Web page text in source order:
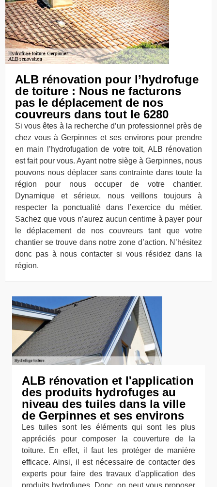
ALB rénovation pour l’hydrofuge
de toiture : Nous ne facturons
pas le déplacement de nos
couvreurs dans tout le 6280
Si vous êtes à la recherche d’un professionnel près de
chez vous à Gerpinnes et ses environs pour prendre
en main l’hydrofugation de votre toit, ALB rénovation
est fait pour vous. Ayant notre siège à Gerpinnes, nous
pouvons nous déplacer sans contrainte dans toute la
région pour nous occuper de votre chantier.
Dynamique et sérieux, nous veillons toujours à
respecter la ponctualité dans l’exercice du métier.
Sachez que vous n’aurez aucun centime à payer pour
le déplacement de nos couvreurs tant que votre
chantier se trouve dans notre zone d’action. N’hésitez
donc pas à nous contacter si vous résidez dans la
région.
ALB rénovation et l'application
des produits hydrofuges au
niveau des tuiles dans la ville
de Gerpinnes et ses environs
Les tuiles sont les éléments qui sont les plus
appréciés pour composer la couverture de la
toiture. En effet, il faut les protéger de manière
efficace. Ainsi, il est nécessaire de contacter des
experts pour faire des travaux d'application des
produits hydrofuges. Donc, on peut vous proposer